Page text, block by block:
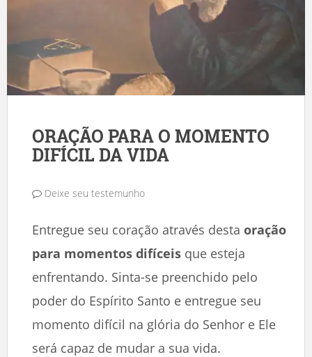
ORAÇÃO PARA O MOMENTO
DIFÍCIL DA VIDA
Deixe seu testemunho
Entregue seu coração através desta oração
para momentos difíceis que esteja
enfrentando. Sinta-se preenchido pelo
poder do Espírito Santo e entregue seu
momento difícil na glória do Senhor e Ele
será capaz de mudar a sua vida.